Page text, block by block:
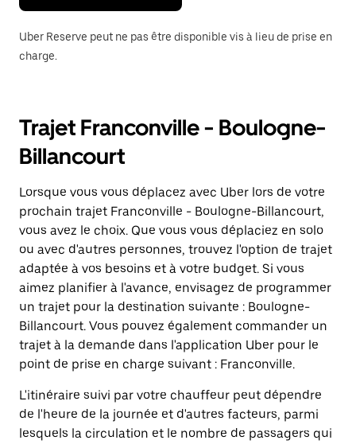
calendrier.
Uber Reserve peut ne pas être disponible vis à lieu de prise en
charge.
Trajet Franconville - Boulogne-
Billancourt
Lorsque vous vous déplacez avec Uber lors de votre
prochain trajet Franconville - Boulogne-Billancourt,
vous avez le choix. Que vous vous déplaciez en solo
ou avec d'autres personnes, trouvez l'option de trajet
adaptée à vos besoins et à votre budget. Si vous
aimez planifier à l'avance, envisagez de programmer
un trajet pour la destination suivante : Boulogne-
Billancourt. Vous pouvez également commander un
trajet à la demande dans l'application Uber pour le
point de prise en charge suivant : Franconville.
L'itinéraire suivi par votre chauffeur peut dépendre
de l'heure de la journée et d'autres facteurs, parmi
lesquels la circulation et le nombre de passagers qui